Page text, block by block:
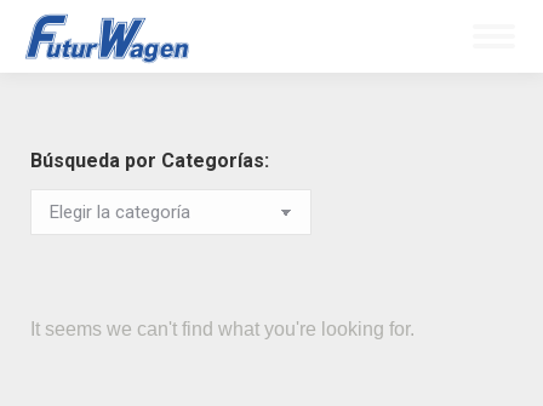
Búsqueda por Categorías:
It seems we can't find what you're looking for.